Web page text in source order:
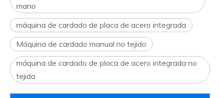
mano
máquina de cardado de placa de acero integrada
Máquina de cardado manual no tejido
máquina de cardado de placa de acero integrada no
tejida